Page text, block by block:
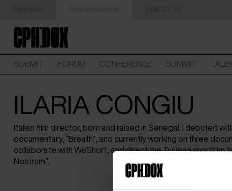
SUBMIT FORUM CONFERENCE SUMMIT
ILARIA CONGIU
Italian film director, born and raised in Senegal. I debuted
documentary, “Breath”, and currently working on three
collaborate with WeShort, and direct the Tunisian shortfilm
Nostrum”.